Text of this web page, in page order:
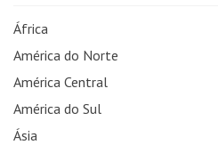
África
América do Norte
América Central
América do Sul
Ásia